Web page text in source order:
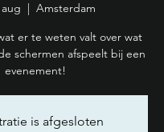
  |
Amsterdam
er te weten valt over wat
schermen afspeelt bij een
evenement!
is afgesloten